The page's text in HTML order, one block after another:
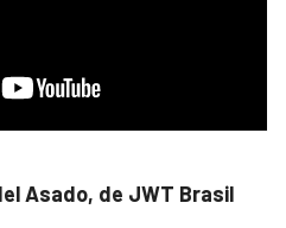
Asado, de JWT Brasil